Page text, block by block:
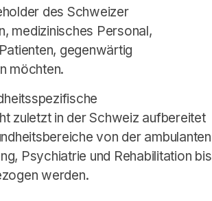
des Schweizer
medizinisches Personal,
gegenwärtig
möchten.
zuletzt in der Schweiz aufbereitet
von der ambulanten
Psychiatrie und Rehabilitation bis
werden.